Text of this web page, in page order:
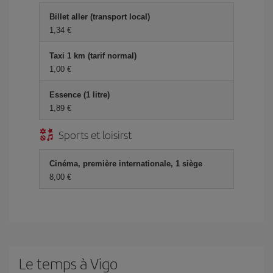
Billet aller (transport local)
1,34 €
Taxi 1 km (tarif normal)
1,00 €
Essence (1 litre)
1,89 €
Sports et loisirst
Cinéma, première internationale, 1 siège
8,00 €
Le temps à Vigo